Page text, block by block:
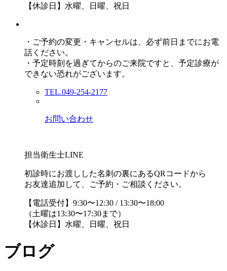
【休診日】水曜、日曜、祝日
・ご予約の変更・キャンセルは、必ず前日までにお電
話ください。
・予定時刻を過ぎてからのご来院ですと、予定診療が
できない恐れがございます。
TEL.049-254-2177
お問い合わせ
担当衛生士LINE
初診時にお渡しした名刺の裏にあるQRコードから
お友達追加して、ご予約・ご相談ください。
【電話受付】9:30〜12:30 / 13:30〜18:00
（土曜は13:30〜17:30まで）
【休診日】水曜、日曜、祝日
ブログ